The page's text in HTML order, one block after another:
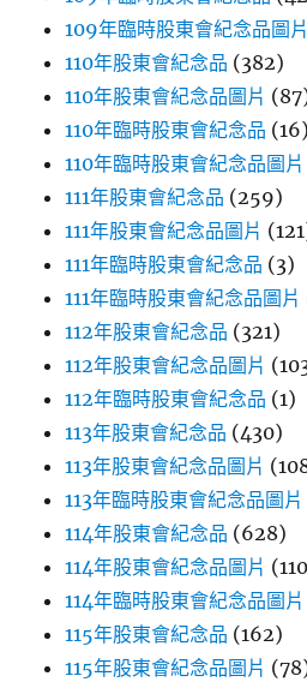
109年臨時股東會紀念品圖片
110年股東會紀念品 (382)
110年股東會紀念品圖片
110年臨時股東會紀念品 (16)
110年臨時股東會紀念品圖片
111年股東會紀念品 (259)
111年股東會紀念品圖片
111年臨時股東會紀念品 (3)
111年臨時股東會紀念品圖片
112年股東會紀念品 (321)
112年股東會紀念品圖片
112年臨時股東會紀念品 (1)
113年股東會紀念品 (430)
113年股東會紀念品圖片
113年臨時股東會紀念品圖片
114年股東會紀念品 (628)
114年股東會紀念品圖片
114年臨時股東會紀念品圖片
115年股東會紀念品 (162)
115年股東會紀念品圖片